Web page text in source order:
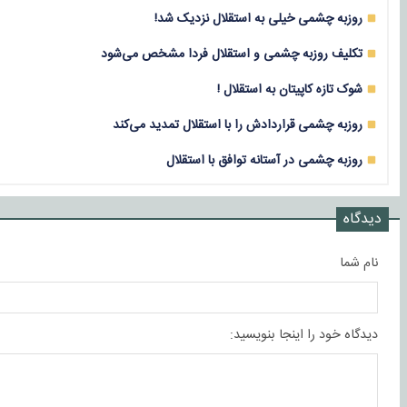
روزبه چشمی خیلی به استقلال نزدیک شد!
تکلیف روزبه چشمی و استقلال فردا مشخص می‌شود
شوک تازه کاپیتان به استقلال !
روزبه چشمی قراردادش را با استقلال تمدید می‌کند
روزبه چشمی در آستانه توافق با استقلال
دیدگاه
نام شما
دیدگاه خود را اینجا بنویسید: